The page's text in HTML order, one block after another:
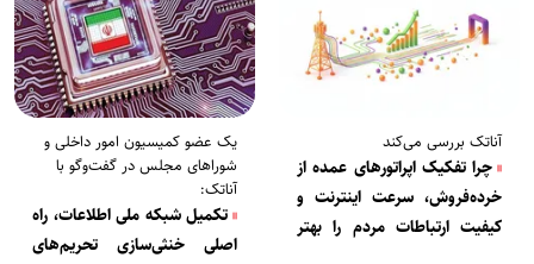
آناتک بررسی می‌کند
چرا تفکیک اپراتورهای عمده از
خرده‌فروش، سرعت اینترنت و
کیفیت ارتباطات مردم را بهتر
یک عضو کمیسیون امور داخلی و
شوراهای مجلس در گفت‌وگو با
آناتک:
تکمیل شبکه ملی اطلاعات، راه
اصلی خنثی‌سازی تحریم‌های